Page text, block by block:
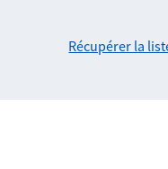
Récupérer la